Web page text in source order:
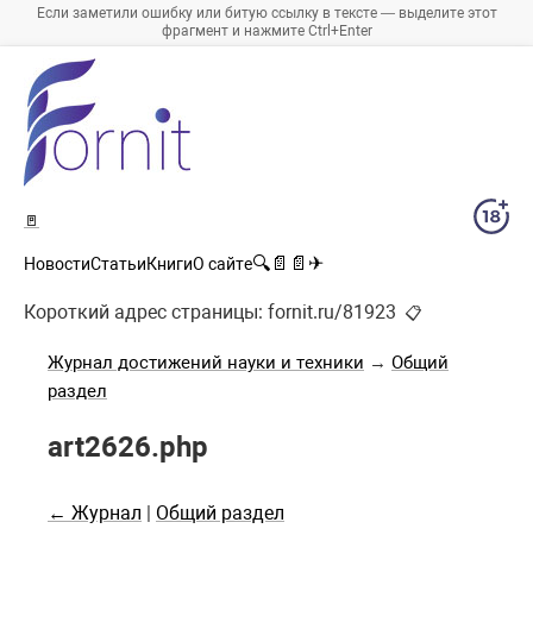
Если заметили ошибку или битую ссылку в тексте — выделите этот
фрагмент и нажмите Ctrl+Enter
🚪
НовостиСтатьиКнигиО сайте🔍 📄 📄 ✈
Короткий адрес страницы: fornit.ru/81923 📋
Журнал достижений науки и техники → Общий
раздел
art2626.php
← Журнал | Общий раздел